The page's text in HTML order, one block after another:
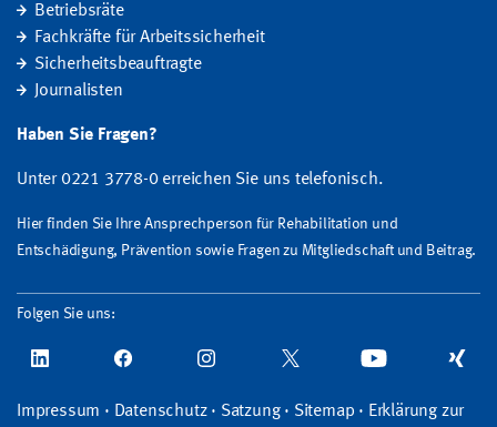
Betriebsräte
Fachkräfte für Arbeitssicherheit
Sicherheitsbeauftragte
Journalisten
Haben Sie Fragen?
Unter 0221 3778-0 erreichen Sie uns telefonisch.
Hier finden Sie Ihre Ansprechperson für Rehabilitation und
Entschädigung, Prävention sowie Fragen zu Mitgliedschaft und Beitrag.
Folgen Sie uns:
Impressum · Datenschutz· Satzung· Sitemap · Erklärung zur